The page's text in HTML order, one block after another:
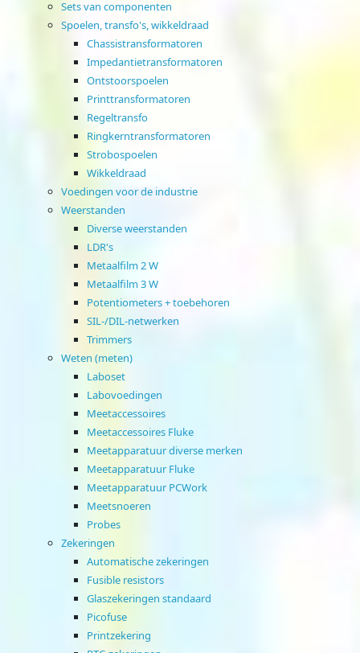
Sets van componenten
Spoelen, transfo's, wikkeldraad
Chassistransformatoren
Impedantietransformatoren
Ontstoorspoelen
Printtransformatoren
Regeltransfo
Ringkerntransformatoren
Strobospoelen
Wikkeldraad
Voedingen voor de industrie
Weerstanden
Diverse weerstanden
LDR's
Metaalfilm 2 W
Metaalfilm 3 W
Potentiometers + toebehoren
SIL-/DIL-netwerken
Trimmers
Weten (meten)
Laboset
Labovoedingen
Meetaccessoires
Meetaccessoires Fluke
Meetapparatuur diverse merken
Meetapparatuur Fluke
Meetapparatuur PCWork
Meetsnoeren
Probes
Zekeringen
Automatische zekeringen
Fusible resistors
Glaszekeringen standaard
Picofuse
Printzekering